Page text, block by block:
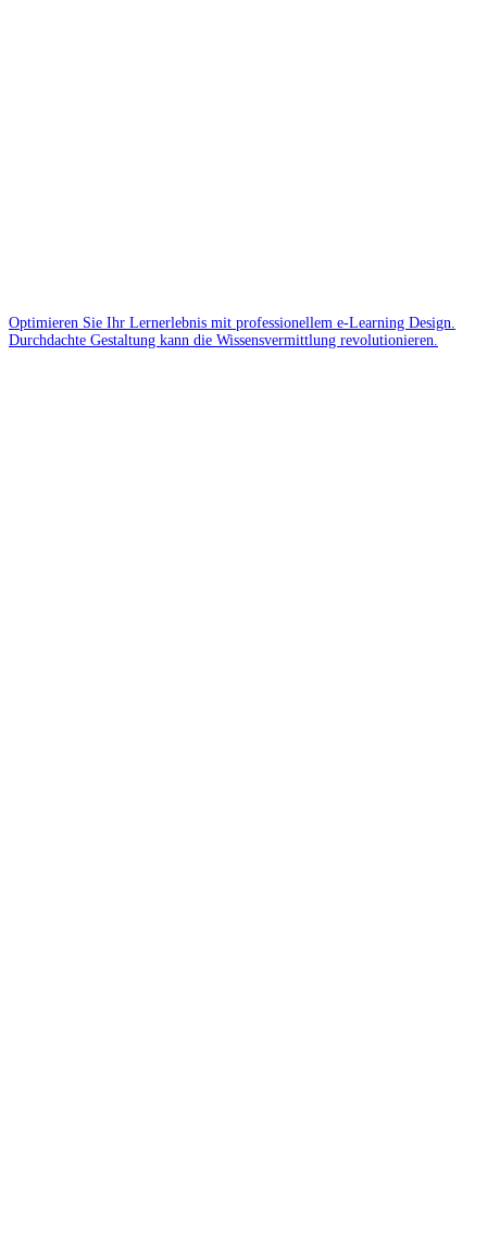
Optimieren Sie Ihr Lernerlebnis mit professionellem e-Learning Design.
Durchdachte Gestaltung kann die Wissensvermittlung revolutionieren.